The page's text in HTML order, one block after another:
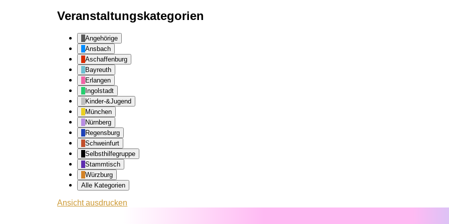
Veranstaltungskategorien
Angehörige
Ansbach
Aschaffenburg
Bayreuth
Erlangen
Ingolstadt
Kinder-&Jugend
München
Nürnberg
Regensburg
Schweinfurt
Selbsthilfegruppe
Stammtisch
Würzburg
Alle Kategorien
Ansichtausdrucken